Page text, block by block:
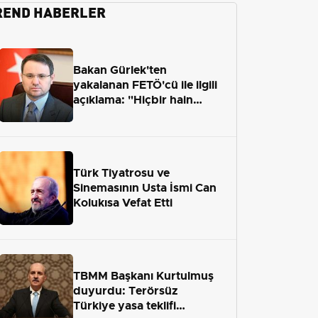
HABERLER
Bakan Gürlek'ten
yakalanan FETÖ'cü ile ilgili
açıklama: "Hiçbir hain
Türk Tiyatrosu ve
Sinemasının Usta İsmi Can
Kolukısa Vefat Etti
TBMM Başkanı Kurtulmuş
duyurdu: Terörsüz
Türkiye yasa teklifi